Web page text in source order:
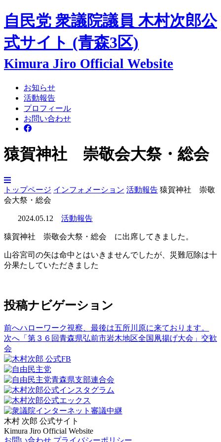
自民党 衆議院議員 木村次郎公
式サイト (青森3区)
Kimura Jiro Official Website
お知らせ
活動報告
プロフィール
お問い合わせ
猿賀神社 崇敬会大祭・総会
トップページ インフォメーション 活動報告 猿賀神社 崇敬
会大祭・総会
2024.05.12 活動報告
猿賀神社 崇敬会大祭・総会 に出席してきました。
山谷宮司の矢は命中とはいきませんでしたが、災難厄除は十
分果たしていただきました
投稿ナビゲーション
前へハローワーク視察、最後は五所川原に来ております。
次へ 「第３６回青森県弘前市岩木地区全国凧揚げ大会」交歓
会
木村 次郎 公式サイト
Kimura Jiro Official Website
お問い合わせ プライバシーポリシー